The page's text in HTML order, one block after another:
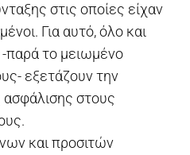
στις οποίες είχαν
Για αυτό, όλο και
-παρά το μειωμένο
εξετάζουν την
ασφάλισης στους
και προσιτών